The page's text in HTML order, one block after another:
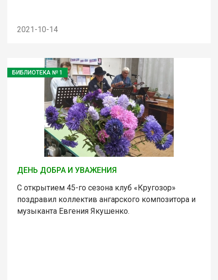
2021-10-14
БИБЛИОТЕКА № 1
ДЕНЬ ДОБРА И УВАЖЕНИЯ
С открытием 45-го сезона клуб «Кругозор»
поздравил коллектив ангарского композитора и
музыканта Евгения Якушенко.